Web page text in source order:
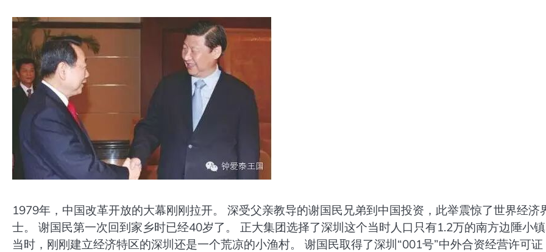
1979年，中国改革开放的大幕刚刚拉开。 深受父亲教导的谢国民兄弟到中国投资，此举震惊了世界经济
士。 谢国民第一次回到家乡时已经40岁了。 正大集团选择了深圳这个当时人口只有1.2万的南方边陲小镇
当时，刚刚建立经济特区的深圳还是一个荒凉的小渔村。 谢国民取得了深圳“001号”中外合资经营许可证